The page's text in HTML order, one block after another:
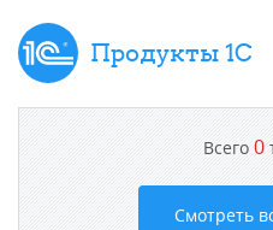
Продукты 1С
Всего 0
Смотреть